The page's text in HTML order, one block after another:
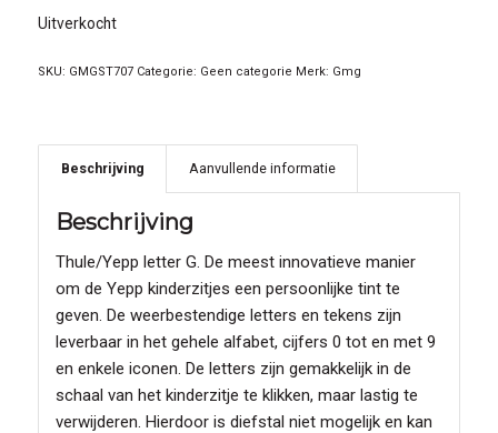
Uitverkocht
SKU: GMGST707 Categorie: Geen categorie Merk: Gmg
Beschrijving Aanvullende informatie
Beschrijving
Thule/Yepp letter G. De meest innovatieve manier
om de Yepp kinderzitjes een persoonlijke tint te
geven. De weerbestendige letters en tekens zijn
leverbaar in het gehele alfabet, cijfers 0 tot en met 9
en enkele iconen. De letters zijn gemakkelijk in de
schaal van het kinderzitje te klikken, maar lastig te
verwijderen. Hierdoor is diefstal niet mogelijk en kan